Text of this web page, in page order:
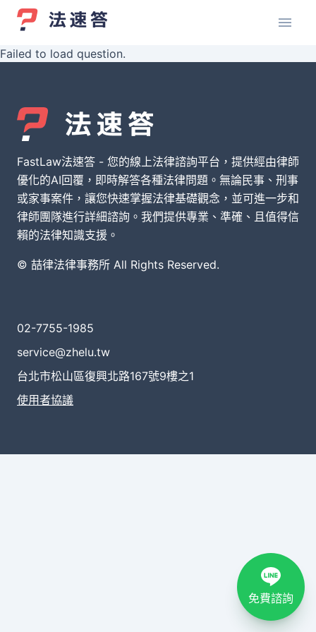
Failed to load question.
FastLaw法速答 - 您的線上法律諮詢平台，提供經由律師
優化的AI回覆，即時解答各種法律問題。無論民事、刑事
或家事案件，讓您快速掌握法律基礎觀念，並可進一步和
律師團隊進行詳細諮詢。我們提供專業、準確、且值得信
賴的法律知識支援。
© 喆律法律事務所 All Rights Reserved.
02-7755-1985
service@zhelu.tw
台北市松山區復興北路167號9樓之1
使用者協議
免費諮詢